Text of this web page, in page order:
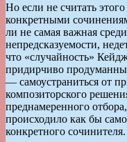
Но если не считать
конкретными
ли не самая важная
непредсказуемости,
что «случайность»
придирчиво
— самоустраниться от
композиторского
преднамеренного
происходило как бы
конкретного